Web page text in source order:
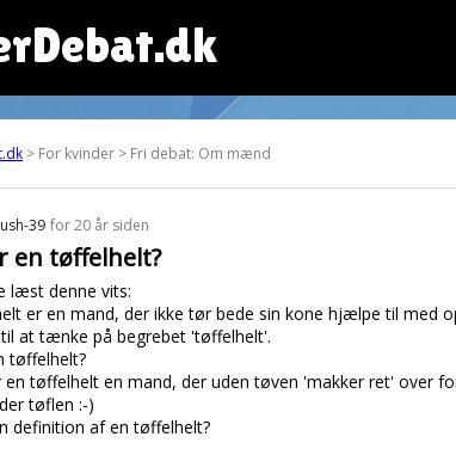
> For kvinder > Fri debat: Om mænd
39 for 20 år siden
en tøffelhelt?
læst denne vits:
er en mand, der ikke tør bede sin kone hjælpe til med
at tænke på begrebet 'tøffelhelt'.
tøffelhelt?
en tøffelhelt en mand, der uden tøven 'makker ret' over
tøflen :-)
definition af en tøffelhelt?